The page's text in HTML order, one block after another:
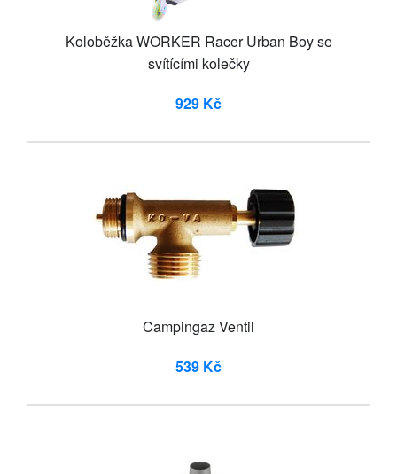
Koloběžka WORKER Racer Urban Boy se
svítícími kolečky
929 Kč
Campingaz Ventil
539 Kč